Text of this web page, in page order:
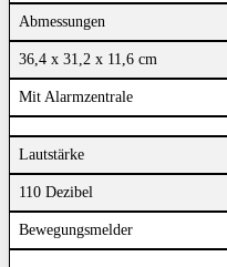
Abmessungen
36,4 x 31,2 x 11,6 cm
Mit Alarmzentrale
Lautstärke
110 Dezibel
Bewegungsmelder